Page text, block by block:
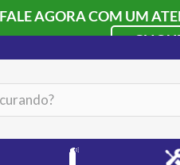
AGORA COM UM